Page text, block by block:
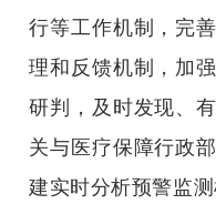
行等工作机制，完
理和反馈机制，加
研判，及时发现、
关与医疗保障行政
建实时分析预警监